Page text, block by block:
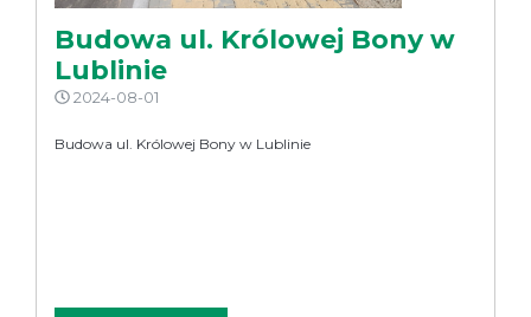
Budowa ul. Królowej Bony w
Lublinie
2024-08-01
Budowa ul. Królowej Bony w Lublinie